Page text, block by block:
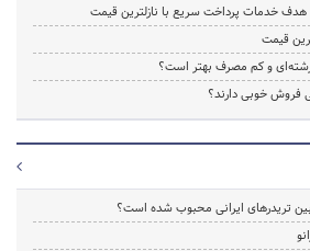
هدف خدمات پرداخت سریع با نازلترین قیمت
قیمت
و کم مصرف بهتر است؟
فروش خوبی دارند؟
تریدرهای ایرانی محبوب شده است؟